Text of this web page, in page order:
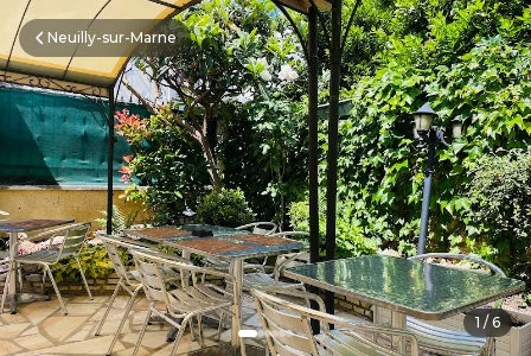
Neuilly-sur-Marne
1 / 6